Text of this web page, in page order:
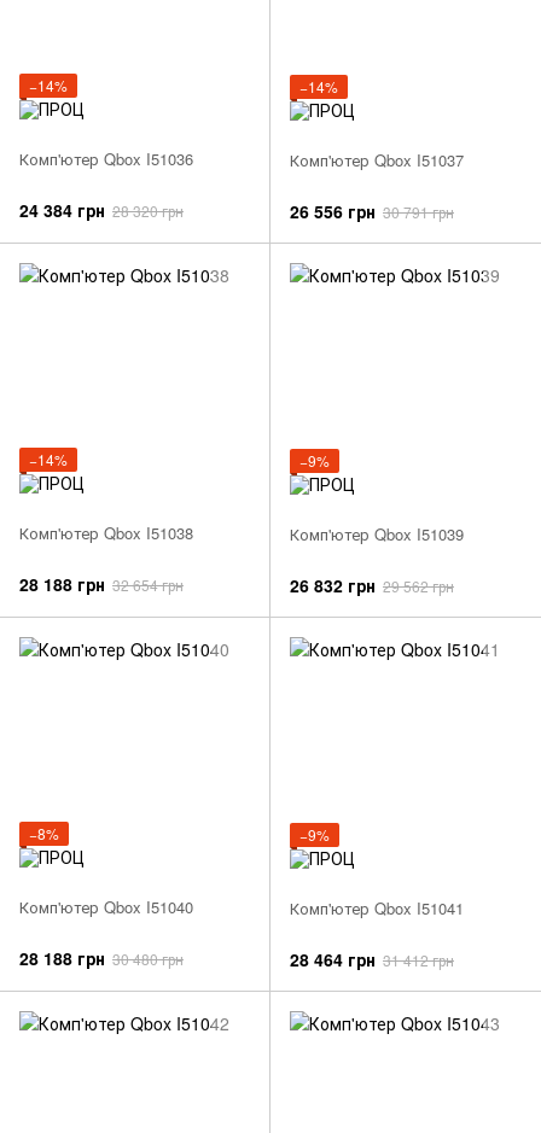
−14%
Комп'ютер Qbox I51036
24 384 грн 28 320 грн
−14%
Комп'ютер Qbox I51037
26 556 грн 30 791 грн
−14%
Комп'ютер Qbox I51038
28 188 грн 32 654 грн
−9%
Комп'ютер Qbox I51039
26 832 грн 29 562 грн
−8%
Комп'ютер Qbox I51040
28 188 грн 30 480 грн
−9%
Комп'ютер Qbox I51041
28 464 грн 31 412 грн